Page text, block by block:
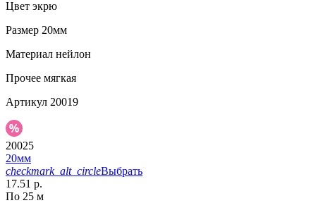
Цвет экрю
Размер 20мм
Материал нейлон
Прочее мягкая
Артикул 20019
20025
20мм
checkmark_alt_circleВыбрать
17.51 р.
По 25 м